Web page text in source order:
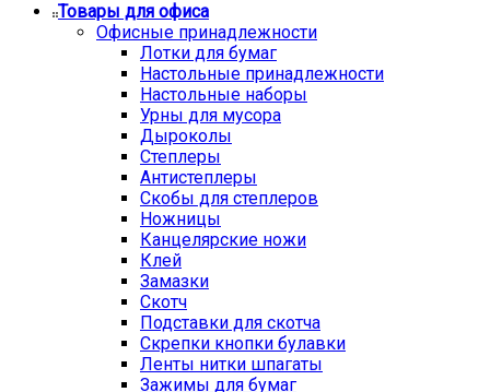
Товары для офиса
Офисные принадлежности
Лотки для бумаг
Настольные принадлежности
Настольные наборы
Урны для мусора
Дыроколы
Степлеры
Антистеплеры
Скобы для степлеров
Ножницы
Канцелярские ножи
Клей
Замазки
Скотч
Подставки для скотча
Скрепки кнопки булавки
Ленты нитки шпагаты
Зажимы для бумаг